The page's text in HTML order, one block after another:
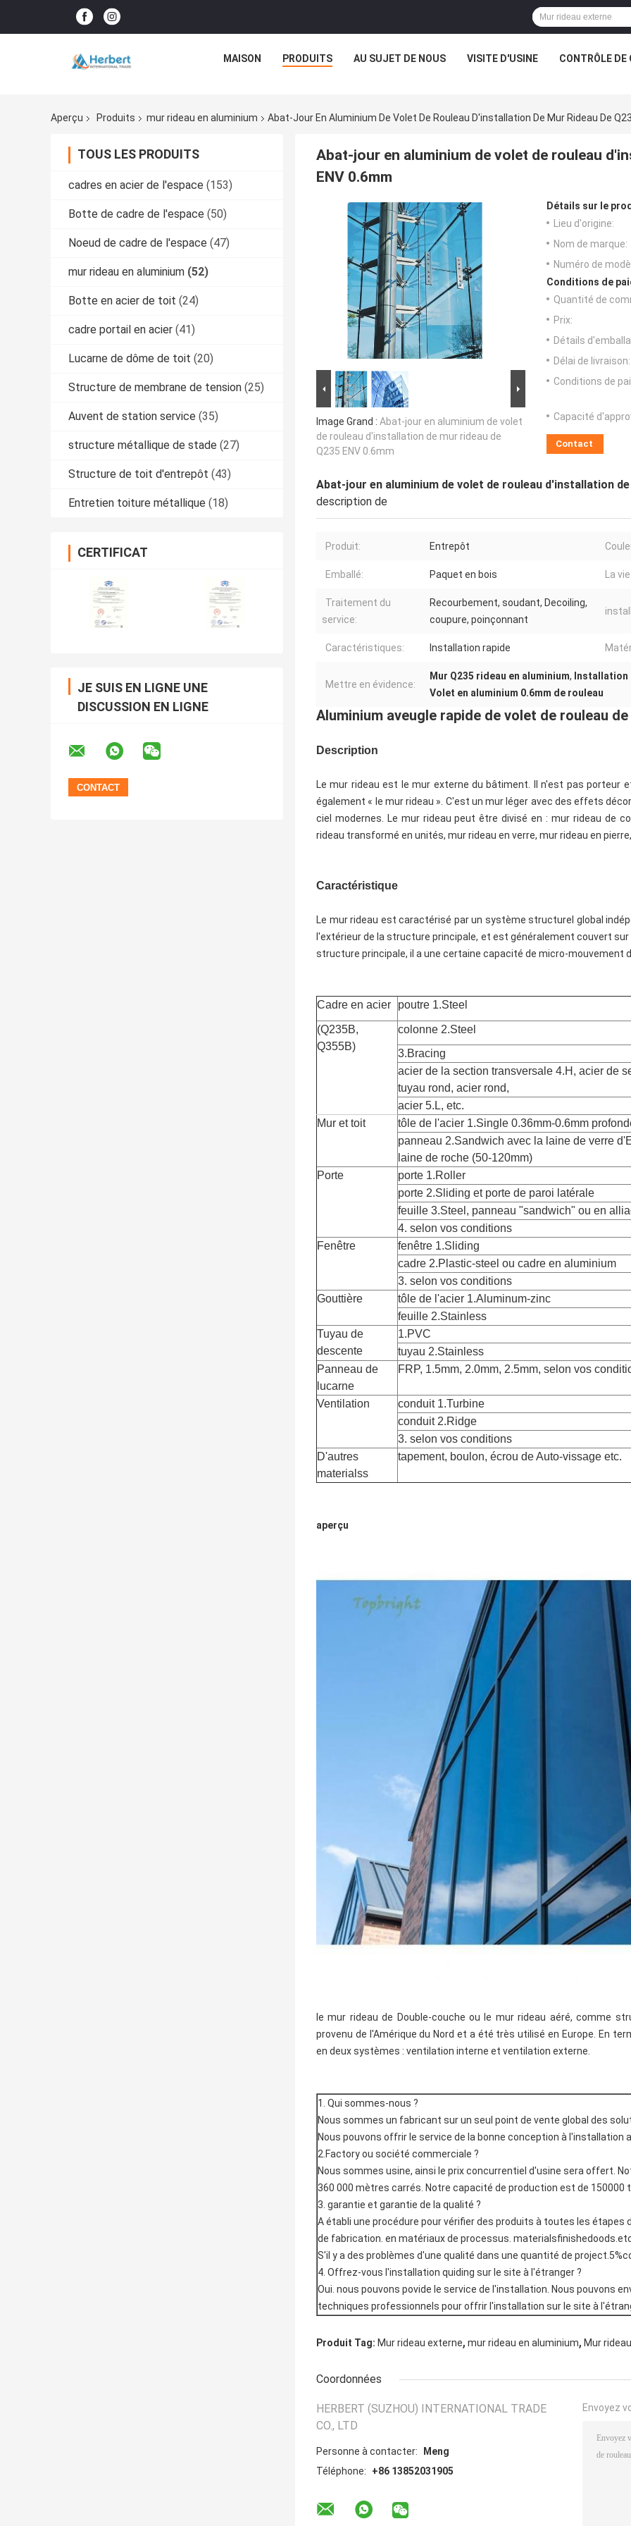
MAISON PRODUITS AU SUJET DE NOUS VISITE D'USINE CONTRÔLE DE
Aperçu Produits mur rideau en aluminium Abat-Jour En Aluminium De Volet De Rouleau D'installation De Mur Rideau De
TOUS LES PRODUITS
cadres en acier de l'espace (153)
Botte de cadre de l'espace (50)
Noeud de cadre de l'espace (47)
mur rideau en aluminium (52)
Botte en acier de toit (24)
cadre portail en acier (41)
Lucarne de dôme de toit (20)
Structure de membrane de tension (25)
Auvent de station service (35)
structure métallique de stade (27)
Structure de toit d'entrepôt (43)
Entretien toiture métallique (18)
CERTIFICAT
JE SUIS EN LIGNE UNE
DISCUSSION EN LIGNE
Abat-jour en aluminium de volet de rouleau
ENV 0.6mm
Image Grand : Abat-jour en aluminium de volet
de rouleau d'installation de mur rideau de
Q235 ENV 0.6mm
Détails sur le
Lieu d'origine:
Nom de marque:
Numéro de
Conditions de
Quantité de
Prix:
Détails
Délai de livraison:
Conditions de
Capacité
Contact
Abat-jour en aluminium de volet de rouleau d'installation de
description de
Produit: Entrepôt
Emballé: Paquet en bois La
Traitement du
service:
Recourbement, soudant, Decoiling,
coupure, poinçonnant
Caractéristiques: Installation rapide
Mettre en évidence:
Mur Q235 rideau en aluminium, Installation
Volet en aluminium 0.6mm de rouleau
Aluminium aveugle rapide de volet de rouleau
Description
Le mur rideau est le mur externe du bâtiment. Il n'est pas porteur
également « le mur rideau ». C'est un mur léger avec des effets
ciel modernes. Le mur rideau peut être divisé en : mur rideau de
rideau transformé en unités, mur rideau en verre, mur rideau en
Caractéristique
Le mur rideau est caractérisé par un système structurel global
l'extérieur de la structure principale, et est généralement couvert
structure principale, il a une certaine capacité de micro-mouvement
Cadre en acier poutre 1.Steel
(Q235B,
Q355B)
colonne 2.Steel
3.Bracing
acier de la section transversale 4.H, acier de
tuyau rond, acier rond,
acier 5.L, etc.
Mur et toit
tôle de l'acier 1.Single 0.36mm-0.6mm
panneau 2.Sandwich avec la laine de verre
laine de roche (50-120mm)
Porte
porte 1.Roller
porte 2.Sliding et porte de paroi latérale
feuille 3.Steel, panneau "sandwich" ou en
4. selon vos conditions
Fenêtre
fenêtre 1.Sliding
cadre 2.Plastic-steel ou cadre en aluminium
3. selon vos conditions
Gouttière
tôle de l'acier 1.Aluminum-zinc
feuille 2.Stainless
Tuyau de
descente
1.PVC
tuyau 2.Stainless
Panneau de
lucarne
FRP, 1.5mm, 2.0mm, 2.5mm, selon vos
Ventilation
conduit 1.Turbine
conduit 2.Ridge
3. selon vos conditions
D'autres
materialss
tapement, boulon, écrou de Auto-vissage etc.
aperçu
le mur rideau de Double-couche ou le mur rideau aéré, comme
provenu de l'Amérique du Nord et a été très utilisé en Europe. En
en deux systèmes : ventilation interne et ventilation externe.
1. Qui sommes-nous ?
Nous sommes un fabricant sur un seul point de vente global des
Nous pouvons offrir le service de la bonne conception à l'installation
2.Factory ou société commerciale ?
Nous sommes usine, ainsi le prix concurrentiel d'usine sera offert.
360 000 mètres carrés. Notre capacité de production est de 150000
3. garantie et garantie de la qualité ?
A établi une procédure pour vérifier des produits à toutes les
de fabrication. en matériaux de processus.
S'il y a des problèmes d'une qualité dans une quantité de
4. Offrez-vous l'installation quiding sur le site à l'étranger ?
Oui. nous pouvons povide le service de l'installation. Nous pouvons
techniques professionnels pour offrir l'installation sur le site à
Produit Tag: Mur rideau externe, mur rideau en aluminium, Mur
Coordonnées
HERBERT (SUZHOU) INTERNATIONAL TRADE
CO., LTD
Personne à contacter:
Meng
Téléphone:
+86 13852031905
Envoyez